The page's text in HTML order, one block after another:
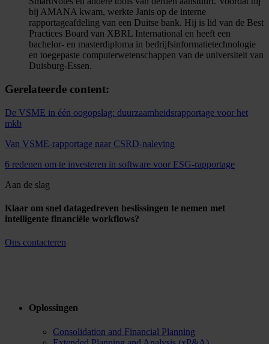
bij AMANA kwam, werkte Janis op de interne
rapportageafdeling van een Duitse bank. Hij is lid van de Best
Practices Board van XBRL International en heeft een
bachelor- en masterdiploma in bedrijfsinformatietechnologie
en toegepaste computerwetenschappen van de universiteit van
Duisburg-Essen.
Gerelateerde content:
De VSME in één oogopslag: duurzaamheidsrapportage voor het
mkb
Van VSME-rapportage naar CSRD-naleving
6 redenen om te investeren in software voor ESG-rapportage
Aan de slag
Klaar om snel datagedreven beslissingen te nemen met
intelligente financiële workflows?
Ons contacteren
Oplossingen
Consolidation and Financial Planning